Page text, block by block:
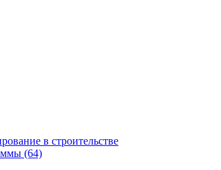
в строительстве
(64)